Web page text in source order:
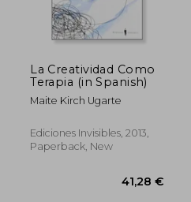
La Creatividad Como
Terapia (in Spanish)
Maite Kirch Ugarte
Ediciones Invisibles, 2013,
Paperback, New